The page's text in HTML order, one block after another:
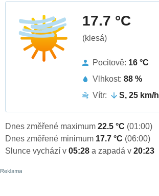
17.7 °C
(klesá)
Pocitově: 16 °C
Vlhkost: 88 %
Vítr:
S, 25 km/h
Dnes změřené maximum 22.5 °C (01:00)
Dnes změřené minimum 17.7 °C (06:00)
Slunce vychází v 05:28 a zapadá v 20:23